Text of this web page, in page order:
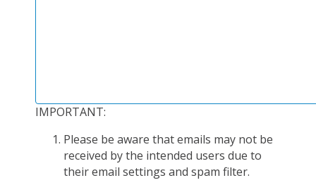
THÈSES EN COURS
MOOC
PRODUCTION
MÉTHODES ET OUTILS
IMPORTANT:
Please be aware that emails may not be
received by the intended users due to
their email settings and spam filter.